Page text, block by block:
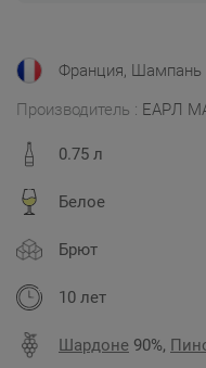
Франция, Шампань
Производитель : ЕАРЛ
0.75 л
Белое
Брют
10 лет
Шардоне 90%,